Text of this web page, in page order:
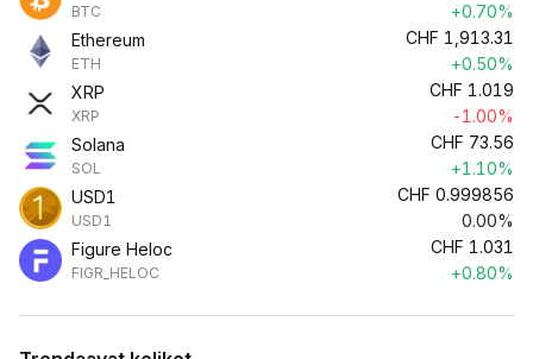
BTC
+0.70%
Ethereum
ETH
CHF 1,913.31
+0.50%
XRP
XRP
CHF 1.019
-1.00%
Solana
SOL
CHF 73.56
+1.10%
USD1
USD1
CHF 0.999856
0.00%
Figure Heloc
FIGR_HELOC
CHF 1.031
+0.80%